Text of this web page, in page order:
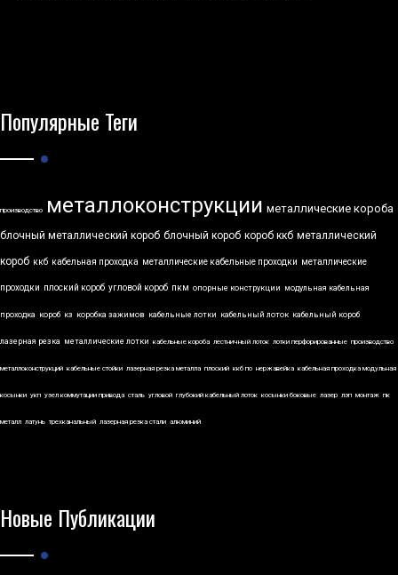
Популярные Теги
производство металлоконструкции металлические короба
блочный металлический короб блочный короб короб ккб металлический
короб ккб кабельная проходка металлические кабельные проходки металлические
проходки плоский короб угловой короб пкм опорные конструкции модульная кабельная
проходка короб кз коробка зажимов кабельные лотки кабельный лоток кабельный короб
лазерная резка металлические лотки кабельные короба лестничный лоток лотки перфорированные производство
металлоконструкций кабельные стойки лазерная резка металла плоский ккб по нержавейка кабельная проходка модульная
косынки укп узел коммутации привода сталь угловой глубокий кабельный лоток косынки боковые лазер лэп монтаж пк
металл латунь трехканальный лазерная резка стали алюминий
Новые Публикации